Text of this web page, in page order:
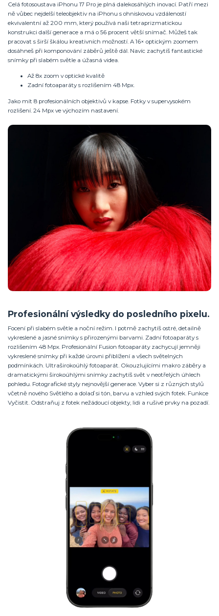
Celá fotosoustava iPhonu 17 Pro je plná dalekosáhlých inovací. Patří mezi
ně vůbec nejdelší teleobjektiv na iPhonu s ohniskovou vzdáleností
ekvivalentní až 200 mm, který používá naši tetraprizmatickou
konstrukci další generace a má o 56 procent větší snímač. Můžeš tak
pracovat s širší škálou kreativních možností. A 16× optickým zoomem
dosáhneš při komponování záběrů ještě dál. Navíc zachytíš fantastické
snímky při slabém světle a úžasná videa.
Až 8x zoom v optické kvalitě
Zadní fotoaparáty s rozlišením 48 Mpx.
Jako mít 8 profesionálních objektivů v kapse. Fotky v supervysokém
rozlišení. 24 Mpx ve výchozím nastavení.
Profesionální výsledky do posledního pixelu.
Focení při slabém světle a noční režim. I potmě zachytíš ostré, detailně
vykreslené a jasné snímky s přirozenými barvami. Zadní fotoaparáty s
rozlišením 48 Mpx. Profesionální Fusion fotoaparáty zachycují jemněji
vykreslené snímky při každé úrovni přiblížení a všech světelných
podmínkách. Ultraširokoúhlý fotoaparát. Okouzlujícími makro záběry a
dramatickými širokoúhlými snímky zachytíš svět v neotřelých úhlech
pohledu. Fotografické styly nejnovější generace. Vyber si z různých stylů
včetně nového Světlého a dolaď si tón, barvu a vzhled svých fotek. Funkce
Vyčistit. Odstraňuj z fotek nežádoucí objekty, lidi a rušivé prvky na pozadí.